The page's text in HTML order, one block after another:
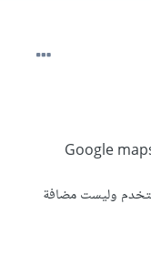
وليست مضافة